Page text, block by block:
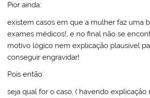
Pior ainda:
existem casos em que a mulher faz uma
exames médicos!, e no final não se
motivo lógico nem explicação plausível
conseguir engravidar!
Pois então:
seja qual for o caso, ( havendo explicação